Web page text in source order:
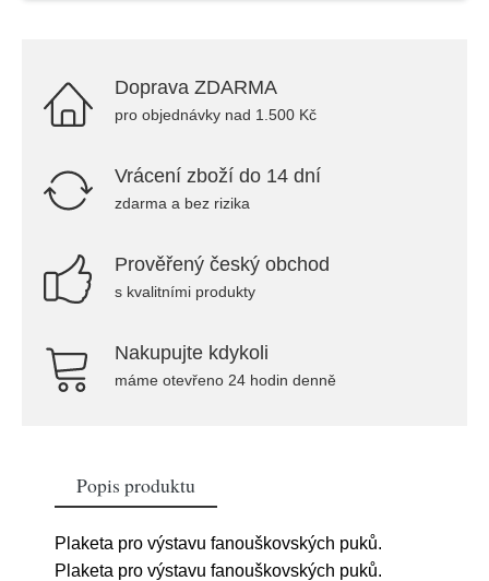
Doprava ZDARMA
pro objednávky nad 1.500 Kč
Vrácení zboží do 14 dní
zdarma a bez rizika
Prověřený český obchod
s kvalitními produkty
Nakupujte kdykoli
máme otevřeno 24 hodin denně
Popis produktu
Plaketa pro výstavu fanouškovských puků.
Plaketa pro výstavu fanouškovských puků.